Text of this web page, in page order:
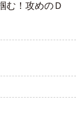
む！攻めのＤ